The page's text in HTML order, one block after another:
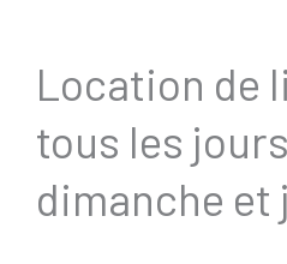
Location de
tous les
dimanche et